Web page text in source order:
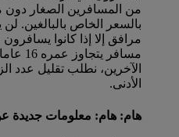
من المسافرين الصغار دون
بالسعر الخاص بالبالغين.
مرافق إلا إذا كانوا
مسافر
الآخرين، نطلب تقليل عدد
الأدنى.
هام: هام: معلومات جديدة